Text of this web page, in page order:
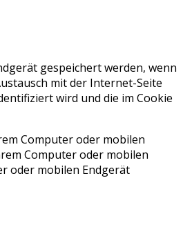
gespeichert werden, wenn
mit der Internet-Seite
wird und die im Cookie
Computer oder mobilen
Computer oder mobilen
oder mobilen Endgerät